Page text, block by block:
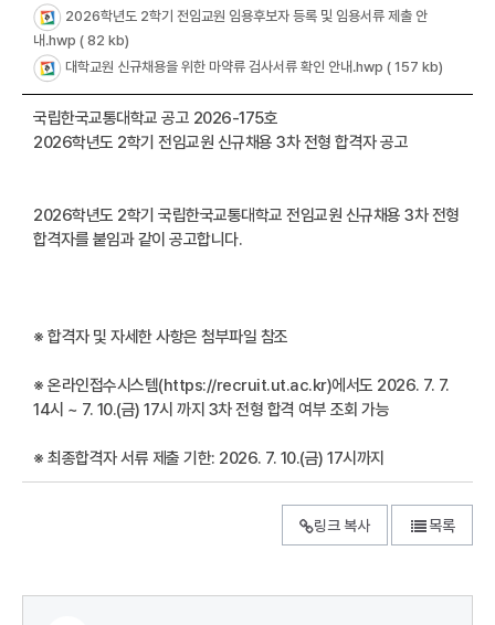
2026학년도 2학기 전임교원 임용후보자 등록 및 임용서류 제출 안
내.hwp ( 82 kb)
대학교원 신규채용을 위한 마약류 검사서류 확인 안내.hwp ( 157 kb)
국립한국교통대학교 공고 2026-175호
2026학년도 2학기 전임교원 신규채용 3차 전형 합격자 공고
2026학년도 2학기 국립한국교통대학교 전임교원 신규채용 3차 전형
합격자를 붙임과 같이 공고합니다.
※ 합격자 및 자세한 사항은 첨부파일 참조
※ 온라인접수시스템(https://recruit.ut.ac.kr)에서도 2026. 7. 7.
14시 ~ 7. 10.(금) 17시 까지 3차 전형 합격 여부 조회 가능
※ 최종합격자 서류 제출 기한: 2026. 7. 10.(금) 17시까지
링크 복사 목록